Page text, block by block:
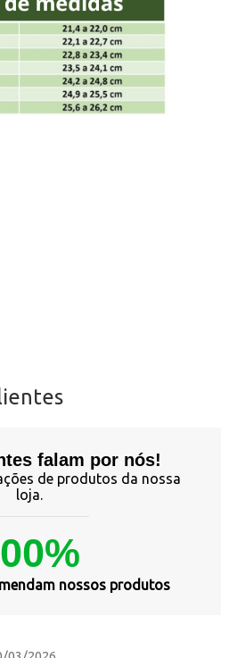
falam por nós!
de produtos da nossa
loja.
nossos produtos